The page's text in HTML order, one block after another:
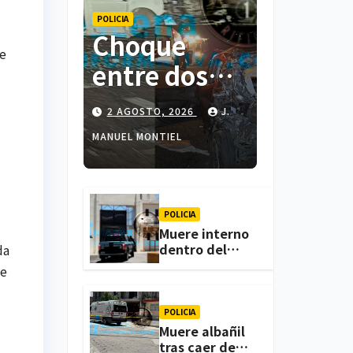
POLICIA
Choque
entre dos
colectivas y
dos
vehículos
deja cinco
personas
lesionadas
en
Atlihuetzia
2 AGOSTO, 2026
J.
MANUEL MONTIEL
POLICIA
Muere interno
dentro del
CERESO de
investiga el
caso
POLICIA
Muere albañil
tras caer de